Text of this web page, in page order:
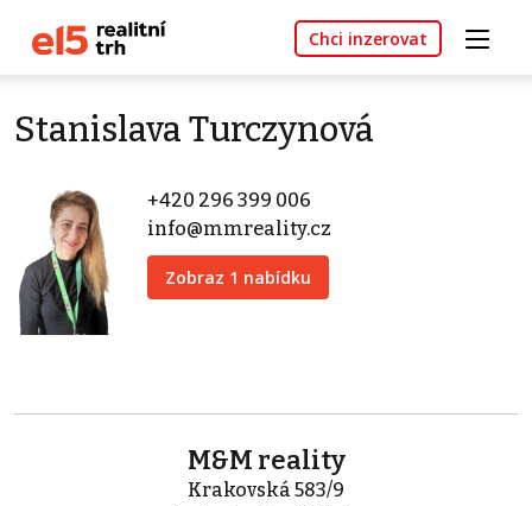
Chci inzerovat
Stanislava Turczynová
+420 296 399 006
info@mmreality.cz
Zobraz 1 nabídku
M&M reality
Krakovská 583/9